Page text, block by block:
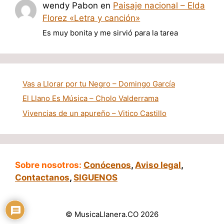
wendy Pabon en Paisaje nacional – Elda
Florez «Letra y canción»
Es muy bonita y me sirvió para la tarea
Vas a Llorar por tu Negro – Domingo García
El Llano Es Música – Cholo Valderrama
Vivencias de un apureño – Vitico Castillo
Sobre nosotros: Conócenos, Aviso legal,
Contactanos, SIGUENOS
© MusicaLlanera.CO 2026